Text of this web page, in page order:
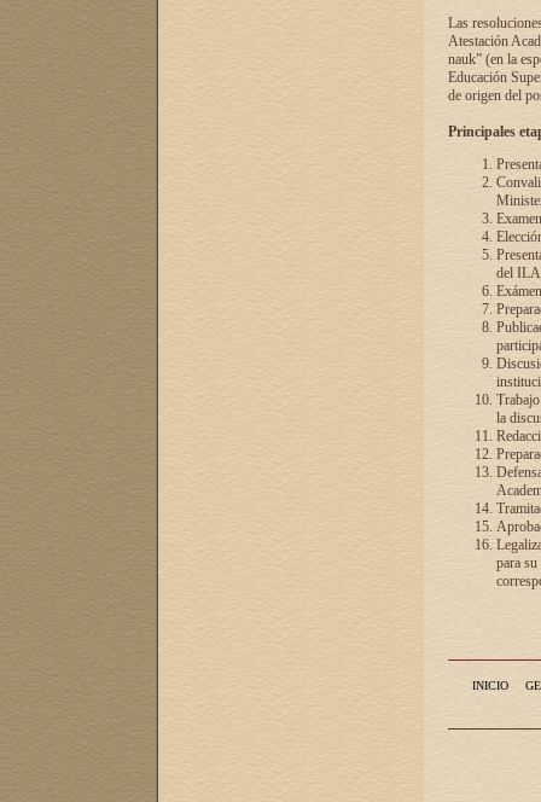
Las
Atestación
nauk” (en la
Educación
de origen del
Principales
del
la
para
INICIO